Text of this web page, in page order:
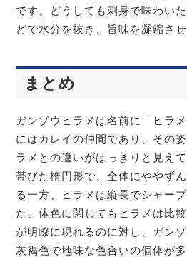
です。どうしても刺身で味わい
どで水分を抜き、旨味を凝縮さ
まとめ
ガンゾウヒラメは名前に「ヒラ
にはカレイの仲間であり、その
ラメとの違いがはっきりと見え
帯びた楕円形で、全体にややず
る一方、ヒラメは縦長でシャー
た、体色に関してもヒラメは比
が明瞭に現れるのに対し、ガン
灰褐色で地味な色合いの個体が